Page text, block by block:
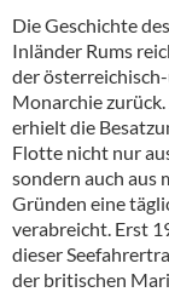
Alkoholfreie
Öle &
Kaffee
Barzubehör
Equipment
Verpackung
Die Geschichte
Inländer Rums
der
Monarchie
erhielt die
Flotte nicht nur
sondern auch aus
Gründen eine
verabreicht. Erst
dieser
der britischen